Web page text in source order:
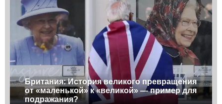
Британия: История великого превращения
от «маленькой» к «великой» — пример для
подражания?